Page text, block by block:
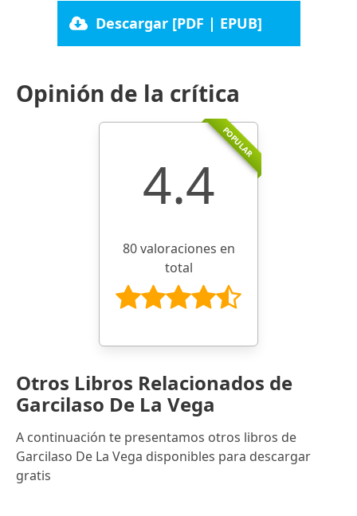
Descargar [PDF | EPUB]
Opinión de la crítica
POPULAR
4.4
80 valoraciones en
total
Otros Libros Relacionados de
Garcilaso De La Vega
A continuación te presentamos otros libros de
Garcilaso De La Vega disponibles para descargar
gratis